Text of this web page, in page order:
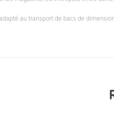
au transport de bacs de